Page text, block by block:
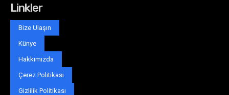
Linkler
Bize Ulaşın
Künye
Hakkımızda
Çerez Politikası
Gizlilik Politikası